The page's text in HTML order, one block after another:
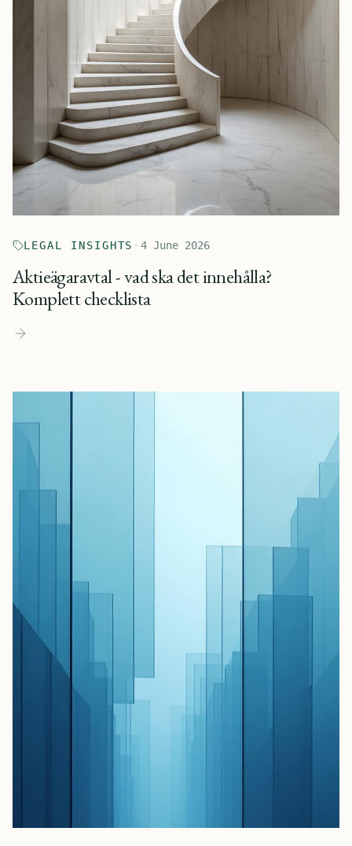
LEGAL INSIGHTS ·4 June 2026
Aktieägaravtal - vad ska det innehålla?
Komplett checklista